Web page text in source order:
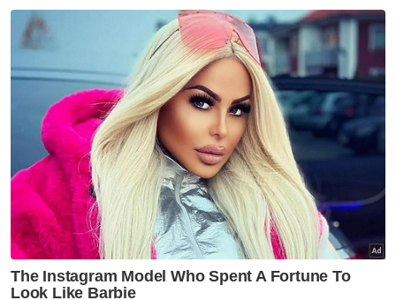
Dalam perkembangan lain, Shafien berkata,